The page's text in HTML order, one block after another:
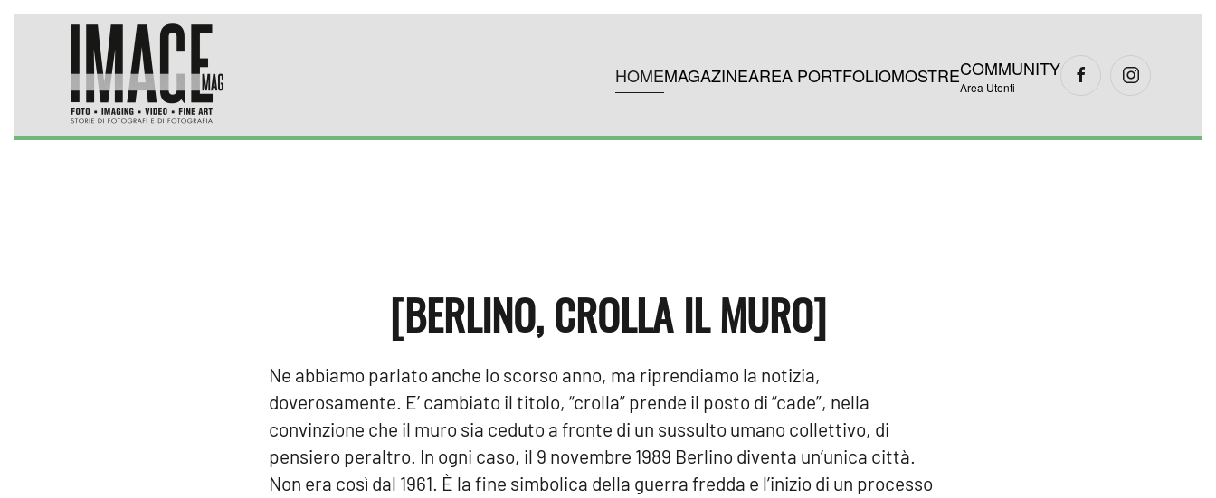
Skip to main content
HOMEMAGAZINEAREA PORTFOLIOMOSTRECOMMUNITY
Area Utenti
[BERLINO, CROLLA IL MURO]
Ne abbiamo parlato anche lo scorso anno, ma riprendiamo la notizia,
doverosamente. E’ cambiato il titolo, “crolla” prende il posto di “cade”, nella
convinzione che il muro sia ceduto a fronte di un sussulto umano collettivo, di
pensiero peraltro. In ogni caso, il 9 novembre 1989 Berlino diventa un’unica città.
Non era così dal 1961. È la fine simbolica della guerra fredda e l’inizio di un processo